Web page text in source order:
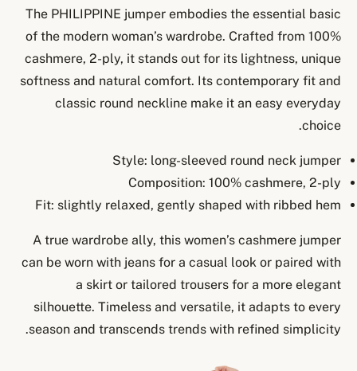
The PHILIPPINE jumper embodies the essential basic
of the modern woman’s wardrobe. Crafted from 100%
cashmere, 2-ply, it stands out for its lightness, unique
softness and natural comfort. Its contemporary fit and
classic round neckline make it an easy everyday
choice.
Style: long-sleeved round neck jumper
Composition: 100% cashmere, 2-ply
Fit: slightly relaxed, gently shaped with ribbed hem
A true wardrobe ally, this women’s cashmere jumper
can be worn with jeans for a casual look or paired with
a skirt or tailored trousers for a more elegant
silhouette. Timeless and versatile, it adapts to every
season and transcends trends with refined simplicity.